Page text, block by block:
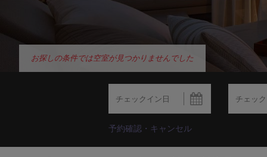
お探しの条件では空室が見つかりませんでした
予約確認・キャンセル